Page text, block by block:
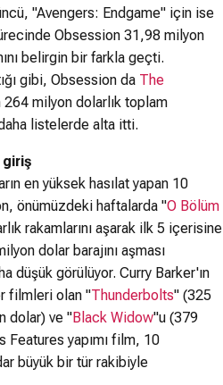
"Avengers: Endgame" için ise
Obsession 31,98 milyon
belirgin bir farkla geçti.
gibi, Obsession da The
264 milyon dolarlık toplam
daha listelerde alta itti.
giriş
en yüksek hasılat yapan 10
önümüzdeki haftalarda "O Bölüm
rakamlarını aşarak ilk 5 içerisine
dolar barajını aşması
düşük görülüyor. Curry Barker'ın
filmleri olan "Thunderbolts" (325
dolar) ve "Black Widow"u (379
Features yapımı film, 10
büyük bir tür rakibiyle